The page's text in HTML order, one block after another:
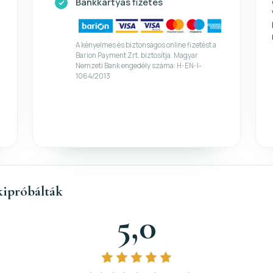
A kényelmes és biztonságos online fizetést a
Barion Payment Zrt. biztosítja. Magyar
Nemzeti Bank engedély száma: H-EN-I-
1064/2013
5,0